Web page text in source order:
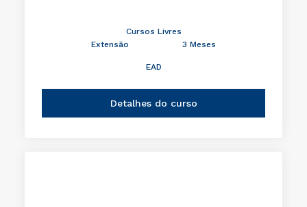
Cursos Livres
Extensão
3 Meses
EAD
Detalhes do curso